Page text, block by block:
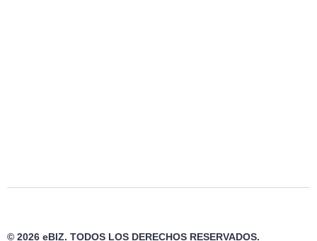
© 2026 eBIZ. TODOS LOS DERECHOS RESERVADOS.